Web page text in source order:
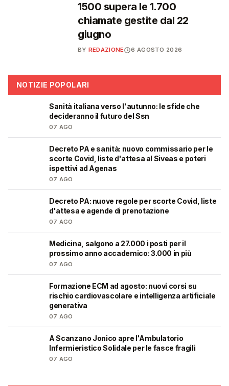
1500 supera le 1.700
chiamate gestite dal 22
giugno
BY REDAZIONE 6 AGOSTO 2026
NOTIZIE POPOLARI
Sanità italiana verso l'autunno: le sfide che
decideranno il futuro del Ssn
07 AGO
Decreto PA e sanità: nuovo commissario per le
scorte Covid, liste d'attesa al Siveas e poteri
ispettivi ad Agenas
07 AGO
Decreto PA: nuove regole per scorte Covid, liste
d'attesa e agende di prenotazione
07 AGO
Medicina, salgono a 27.000 i posti per il
prossimo anno accademico: 3.000 in più
07 AGO
Formazione ECM ad agosto: nuovi corsi su
rischio cardiovascolare e intelligenza artificiale
generativa
07 AGO
A Scanzano Jonico apre l'Ambulatorio
Infermieristico Solidale per le fasce fragili
07 AGO